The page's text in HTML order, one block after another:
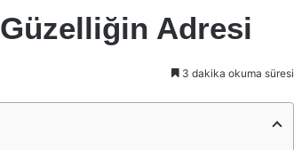
Adresi
3 dakika okuma süresi